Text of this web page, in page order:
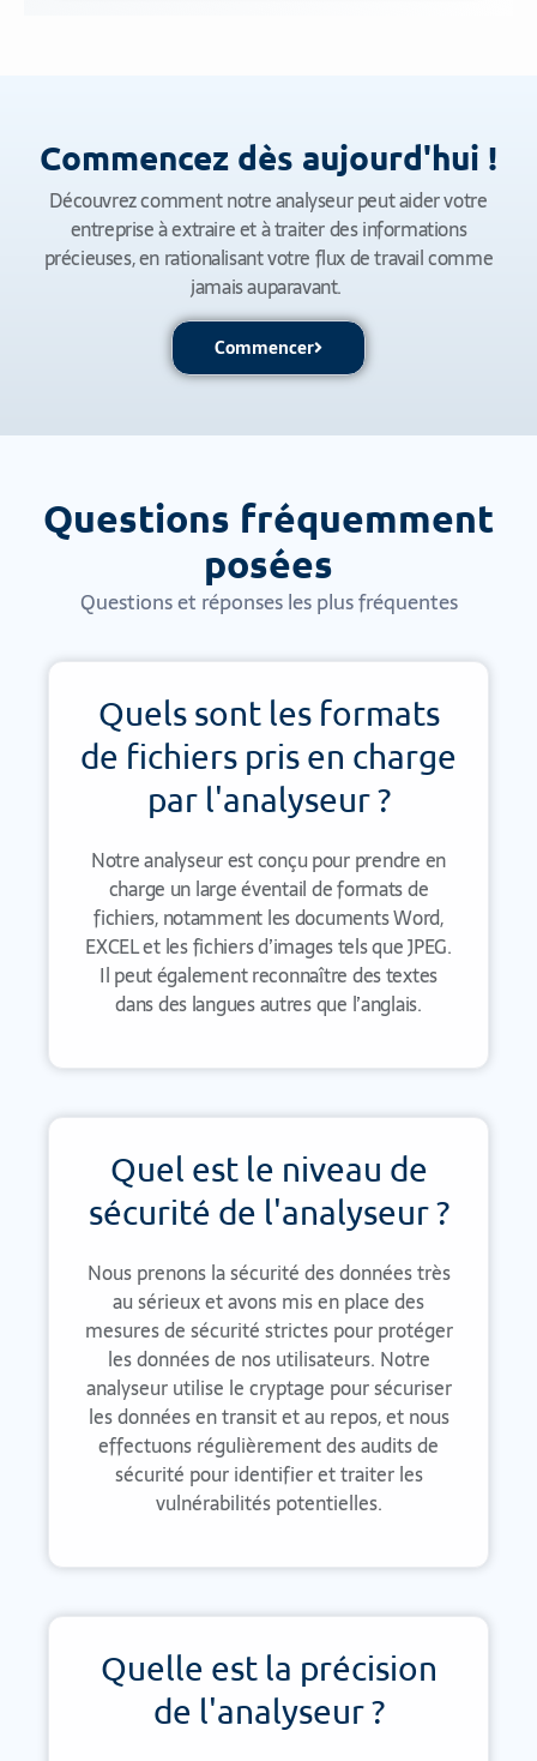
Commencez dès aujourd'hui !
Découvrez comment notre analyseur peut aider votre
entreprise à extraire et à traiter des informations
précieuses, en rationalisant votre flux de travail comme
jamais auparavant.
Commencer
Questions fréquemment
posées
Questions et réponses les plus fréquentes
Quels sont les formats
de fichiers pris en charge
par l'analyseur ?
Notre analyseur est conçu pour prendre en
charge un large éventail de formats de
fichiers, notamment les documents Word,
EXCEL et les fichiers d’images tels que JPEG.
Il peut également reconnaître des textes
dans des langues autres que l’anglais.
Quel est le niveau de
sécurité de l'analyseur ?
Nous prenons la sécurité des données très
au sérieux et avons mis en place des
mesures de sécurité strictes pour protéger
les données de nos utilisateurs. Notre
analyseur utilise le cryptage pour sécuriser
les données en transit et au repos, et nous
effectuons régulièrement des audits de
sécurité pour identifier et traiter les
vulnérabilités potentielles.
Quelle est la précision
de l'analyseur ?